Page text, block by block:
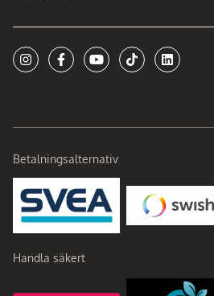
Betalningsalternativ
Handla säkert